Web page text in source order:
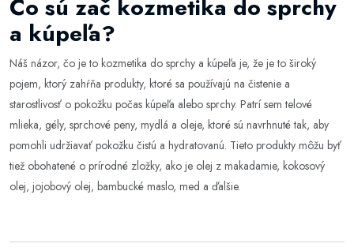
Čo sú zač kozmetika do sprchy
a kúpeľa?
Náš názor, čo je to kozmetika do sprchy a kúpeľa je, že je to široký
pojem, ktorý zahŕňa produkty, ktoré sa používajú na čistenie a
starostlivosť o pokožku počas kúpeľa alebo sprchy. Patrí sem telové
mlieka, gély, sprchové peny, mydlá a oleje, ktoré sú navrhnuté tak, aby
pomohli udržiavať pokožku čistú a hydratovanú. Tieto produkty môžu byť
tiež obohatené o prírodné zložky, ako je olej z makadamie, kokosový
olej, jojobový olej, bambucké maslo, med a ďalšie.